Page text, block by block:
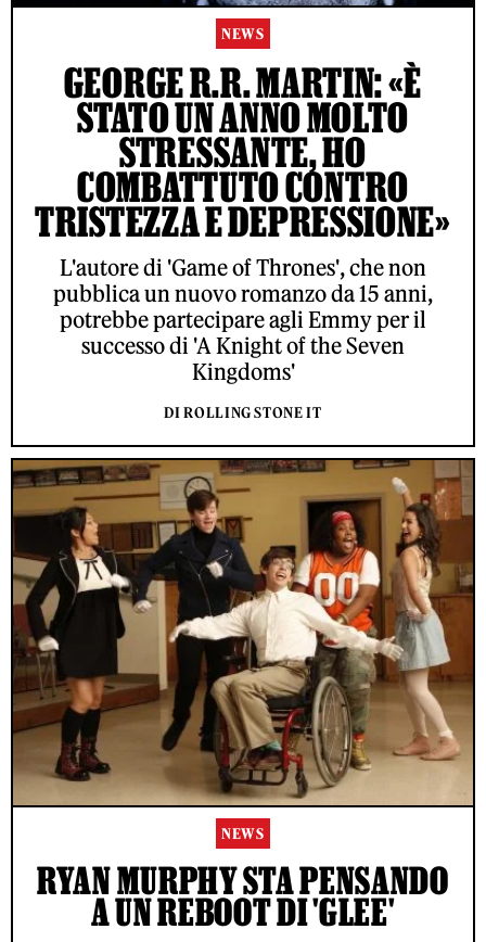
NEWS
GEORGE R.R. MARTIN: «È
STATO UN ANNO MOLTO
STRESSANTE, HO
COMBATTUTO CONTRO
TRISTEZZA E DEPRESSIONE»
L'autore di 'Game of Thrones', che non
pubblica un nuovo romanzo da 15 anni,
potrebbe partecipare agli Emmy per il
successo di 'A Knight of the Seven
Kingdoms'
DI ROLLING STONE IT
NEWS
RYAN MURPHY STA PENSANDO
A UN REBOOT DI 'GLEE'